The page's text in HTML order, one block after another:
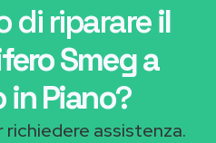
di riparareil
Smeg a
in Piano?
assistenza.